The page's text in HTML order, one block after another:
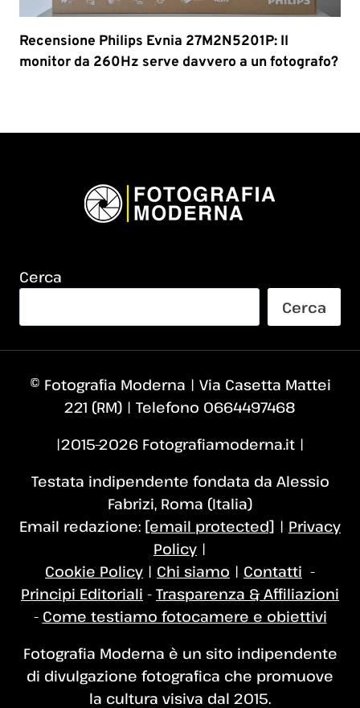
Recensione Philips Evnia 27M2N5201P: Il
monitor da 260Hz serve davvero a un fotografo?
Cerca
Cerca
© Fotografia Moderna | Via Casetta Mattei
221 (RM) | Telefono 0664497468
|2015–2026 Fotografiamoderna.it |
Testata indipendente fondata da Alessio
Fabrizi, Roma (Italia)
Email redazione: [email protected] | Privacy
Policy |
Cookie Policy | Chi siamo | Contatti -
Principi Editoriali - Trasparenza & Affiliazioni
- Come testiamo fotocamere e obiettivi
Fotografia Moderna è un sito indipendente
di divulgazione fotografica che promuove
la cultura visiva dal 2015.